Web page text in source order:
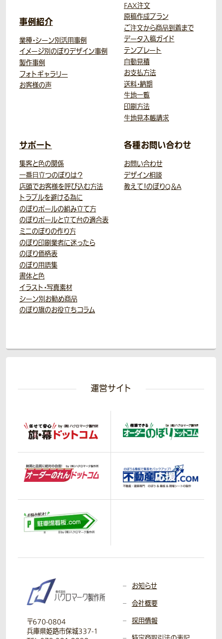
事例紹介
業種・シーン別活用事例
イメージ別のぼりデザイン事例
製作事例
フォトギャラリー
お客様の声
FAX注文
原稿作成プラン
ご注文から商品到着まで
データ入稿ガイド
テンプレート
自動見積
お支払方法
送料・納期
生地一覧
印刷方法
生地見本帳請求
サポート
集客と色の関係
一番目立つのぼりは？
店頭でお客様を呼び込む方法
トラブルを避ける為に
のぼりポールの組み立て方
のぼりポールと立て台の適合表
ミニのぼりの作り方
のぼり印刷業者に迷ったら
のぼり価格表
のぼり用語集
書体と色
イラスト・写真素材
シーン別お勧め商品
のぼり旗のお役立ちコラム
各種お問い合わせ
お問い合わせ
デザイン相談
教えて！のぼりQ＆A
運営サイト
〒670-0804
兵庫県姫路市保城337-1
お知らせ
会社概要
採用情報